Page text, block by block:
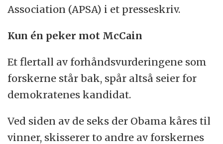
Association (APSA) i et presseskriv.
Kun én peker mot McCain
Et flertall av forhåndsvurderingene som
forskerne står bak, spår altså seier for
demokratenes kandidat.
Ved siden av de seks der Obama kåres til
vinner, skisserer to andre av forskernes